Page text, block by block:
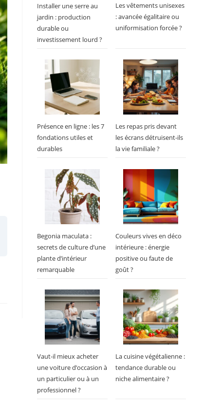
Installer une serre au
jardin : production
durable ou
investissement lourd ?
Les vêtements unisexes
: avancée égalitaire ou
uniformisation forcée ?
Présence en ligne : les 7
fondations utiles et
durables
Les repas pris devant
les écrans détruisent-ils
la vie familiale ?
Begonia maculata :
secrets de culture d’une
plante d’intérieur
remarquable
Couleurs vives en déco
intérieure : énergie
positive ou faute de
goût ?
Vaut-il mieux acheter
une voiture d’occasion à
un particulier ou à un
professionnel ?
La cuisine végétalienne :
tendance durable ou
niche alimentaire ?